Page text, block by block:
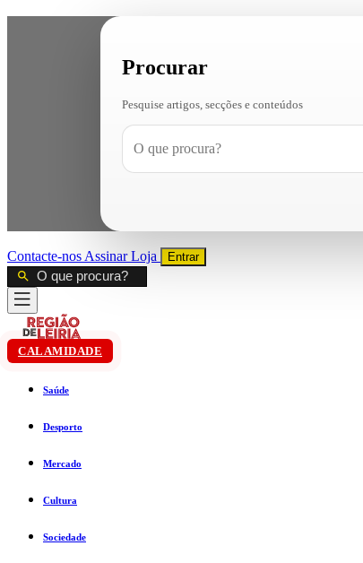
Procurar
Pesquise artigos, secções e conteúdos
Contacte-nos AssinarLoja Entrar
CALAMIDADE
Saúde
Desporto
Mercado
Cultura
Sociedade